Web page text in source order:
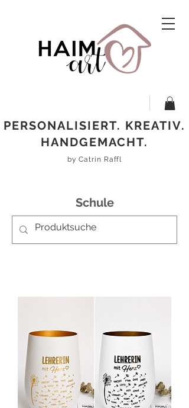
PERSONALISIERT. KREATIV.
HANDGEMACHT.
by Catrin Raffl
Schule